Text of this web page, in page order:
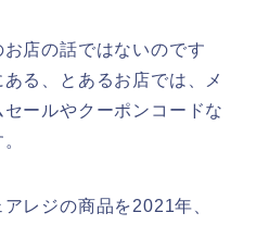
店の話ではないのです
る、とあるお店では、メ
ールやクーポンコードな
レジの商品を2021年、